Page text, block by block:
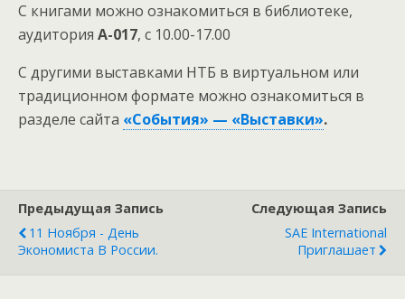
С книгами можно ознакомиться в библиотеке,
аудитория А-017, с 10.00-17.00
С другими выставками НТБ в виртуальном или
традиционном формате можно ознакомиться в
разделе сайта «События» — «Выставки».
Предыдущая Запись
11 Ноября - День
Экономиста В России.
Следующая Запись
SAE International
Приглашает